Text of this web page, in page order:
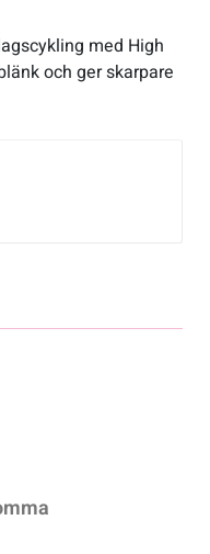
med High
och ger skarpare